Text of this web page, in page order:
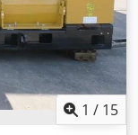
1 / 15